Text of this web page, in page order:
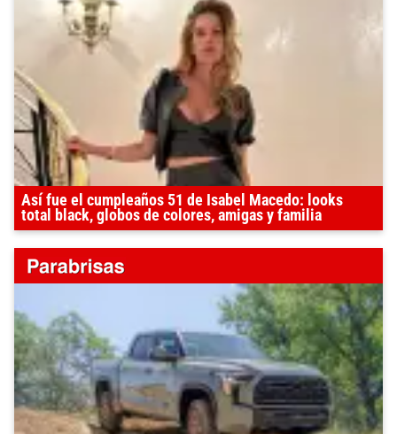
Así fue el cumpleaños 51 de Isabel Macedo: looks
total black, globos de colores, amigas y familia